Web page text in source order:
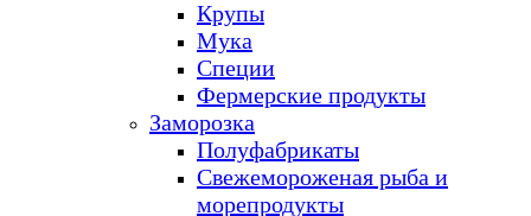
Крупы
Мука
Специи
Фермерские продукты
Заморозка
Полуфабрикаты
Свежемороженая рыба и
морепродукты